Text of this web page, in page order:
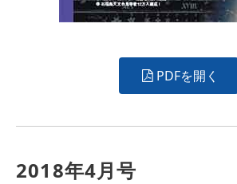
PDFを開く
2018年4月号